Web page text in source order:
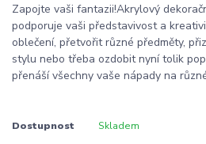
Zapojte vaši fantazii!Akrylový
podporuje vaši představivost a
oblečení, přetvořit různé předměty,
stylu nebo třeba ozdobit nyní tolik
přenáší všechny vaše nápady na
Dostupnost Skladem